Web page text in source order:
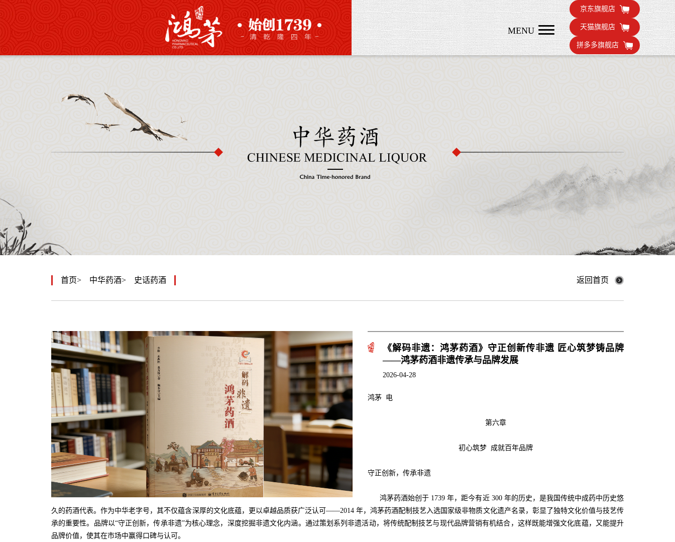
京东旗舰店
天猫旗舰店
拼多多旗舰店
MENU
首页 中华药酒 史话药酒 返回首页
《解码非遗：鸿茅药酒》守正创新传非遗 匠心筑梦铸品牌
——鸿茅药酒非遗传承与品牌发展
2026-04-28
鸿茅 电
第六章
初心筑梦 成就百年品牌
守正创新，传承非遗
鸿茅药酒始创于 1739 年，距今有近 300 年的历史，是我国传统中成药中历史悠
久的药酒代表。作为中华老字号，其不仅蕴含深厚的文化底蕴，更以卓越品质获广泛认可——2014 年，鸿茅药酒配制技艺入选国家级非物质文化遗产名录，彰显了独特文化价值与技艺传
承的重要性。品牌以“守正创新，传承非遗”为核心理念，深度挖掘非遗文化内涵。通过策划系列非遗活动，将传统配制技艺与现代品牌营销有机结合，这样既能增强文化底蕴，又能提升
品牌价值，使其在市场中赢得口碑与认可。